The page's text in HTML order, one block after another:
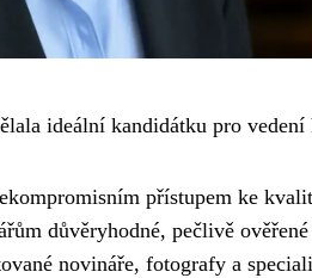
ideální kandidátku pro vedení
přístupem ke
důvěryhodné, pečlivě
novináře, fotografy a